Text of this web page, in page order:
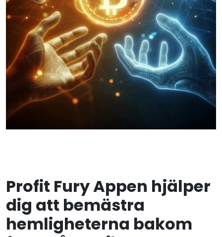
Profit Fury Appen hjälper
dig att bemästra
hemligheterna bakom